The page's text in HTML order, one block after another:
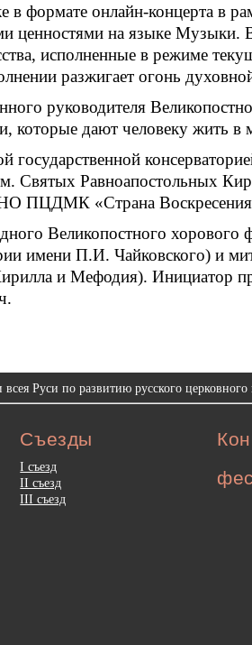
в формате онлайн-концерта в
ценностями на языке
исполненные в режиме
разжигает огонь
руководителя
которые дают человеку жить
государственной
Святых Равноапостольных
ПЦДМК «Страна
Великопостного
имени П.И. Чайковского) и
и Мефодия). Инициатор
Руси по развитию русского церковного
Съезды
I съезд
II съезд
III съезд